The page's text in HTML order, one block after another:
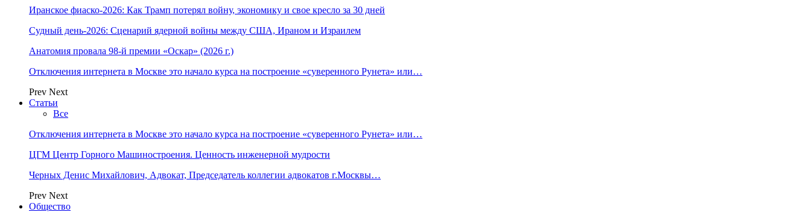
Иранское фиаско-2026: Как Трамп потерял войну, экономику и свое кресло за 30 дней
Судный день-2026: Сценарий ядерной войны между США, Ираном и Израилем
Анатомия провала 98-й премии «Оскар» (2026 г.)
Отключения интернета в Москве это начало курса на построение «суверенного Рунета» или…
Prev Next
Статьи
Все
Отключения интернета в Москве это начало курса на построение «суверенного Рунета» или…
ЦГМ Центр Горного Машиностроения. Ценность инженерной мудрости
Черных Денис Михайлович, Адвокат, Председатель коллегии адвокатов г.Москвы…
Prev Next
Общество